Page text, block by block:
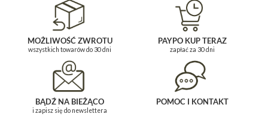
MOŻLIWOŚĆ ZWROTU
wszystkich towarów do 30 dni
PAYPO KUP TERAZ
zapłać za 30 dni
BĄDŹ NA BIEŻĄCO
i zapisz się do newslettera
POMOC I KONTAKT